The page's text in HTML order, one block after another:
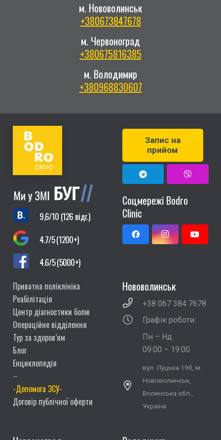
м. Нововолинськ
+380673847678
м. Червоноград
+380675816385
м. Володимир
+380968830607
9,6/10 (126 відг.)
4.7/5 (1200+)
4.6/5 (5000+)
Запис на
прийом
Соцмережі Bodro
Clinic
Приватна поліклініка
Реабілітація
Центр діагностики болю
Операційне відділення
Тур за здоров’ям
Блог
Енциклопедія
–
-Допомога ЗСУ-
Договір публічної оферти
Нововолинськ
+38 067 384 7678
Графік роботи:
Пн – Нд
09:00 – 19:00
вул. Луцька 19б, м.
Нововолинськ,
Волинська обл.,
Україна